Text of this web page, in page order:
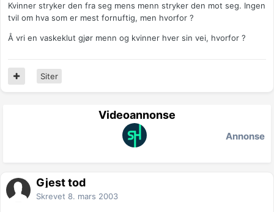
Kvinner stryker den fra seg mens menn stryker den mot seg. Ingen
tvil om hva som er mest fornuftig, men hvorfor ?
Å vri en vaskeklut gjør menn og kvinner hver sin vei, hvorfor ?
Siter
Videoannonse
Annonse
Gjest tod
Skrevet 8. mars 2003